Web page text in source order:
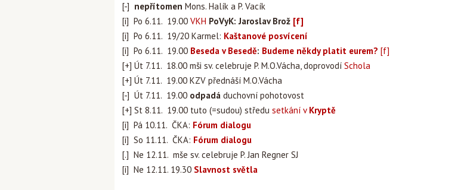
[-] nepřítomen Mons. Halík a P. Vacík
[i] Po 6.11. 19.00 VKH PoVyK: Jaroslav Brož [f]
[i] Po 6.11. 19/20 Karmel: Kaštanové posvícení
[i] Po 6.11. 19.00 Beseda v Besedě: Budeme někdy platit eurem? [f]
[+] Út 7.11. 18.00 mši sv. celebruje P. M.O.Vácha, doprovodí Schola
[+] Út 7.11. 19.00 KZV přednáší M.O.Vácha
[-] Út 7.11. 19.00 odpadá duchovní pohotovost
[+] St 8.11. 19.00 tuto (=sudou) středu setkání v Kryptě
[i] Pá 10.11. ČKA: Fórum dialogu
[i] So 11.11. ČKA: Fórum dialogu
[.] Ne 12.11. mše sv. celebruje P. Jan Regner SJ
[i] Ne 12.11. 19.30 Slavnost světla